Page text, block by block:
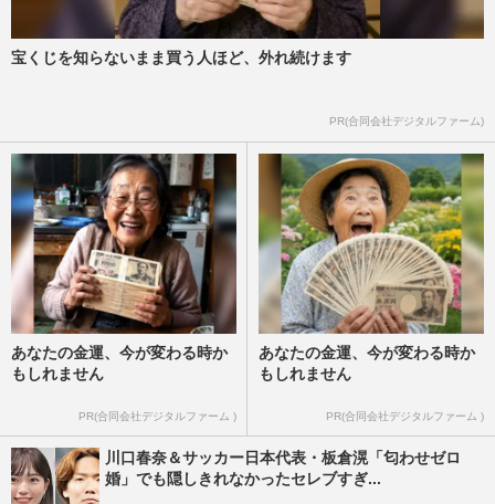
宝くじを知らないまま買う人ほど、外れ続けます
PR(合同会社デジタルファーム)
あなたの金運、今が変わる時か
もしれません
PR(合同会社デジタルファーム )
あなたの金運、今が変わる時か
もしれません
PR(合同会社デジタルファーム )
川口春奈＆サッカー日本代表・板倉滉「匂わせゼロ
婚」でも隠しきれなかったセレブすぎ...